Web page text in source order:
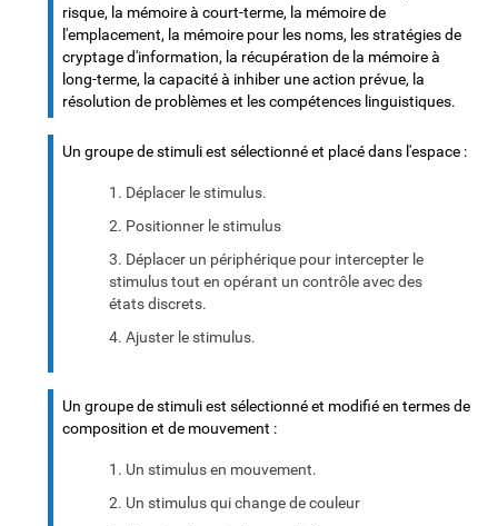
risque, la mémoire à court-terme, la mémoire de
l'emplacement, la mémoire pour les noms, les stratégies de
cryptage d'information, la récupération de la mémoire à
long-terme, la capacité à inhiber une action prévue, la
résolution de problèmes et les compétences linguistiques.
Un groupe de stimuli est sélectionné et placé dans l'espace :
Déplacer le stimulus.
Positionner le stimulus
Déplacer un périphérique pour intercepter le
stimulus tout en opérant un contrôle avec des
états discrets.
Ajuster le stimulus.
Un groupe de stimuli est sélectionné et modifié en termes de
composition et de mouvement :
Un stimulus en mouvement.
Un stimulus qui change de couleur